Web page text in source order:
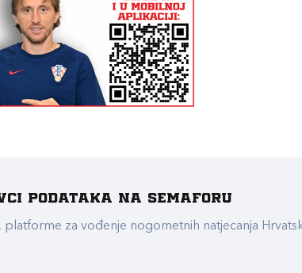
podataka na Semaforu
za vođenje nogometnih natjecanja